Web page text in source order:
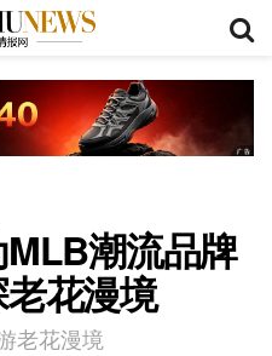
潮流品牌
花漫境
老花漫境